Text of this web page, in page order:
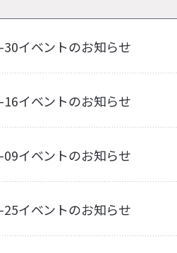
イベントのお知らせ
イベントのお知らせ
イベントのお知らせ
イベントのお知らせ